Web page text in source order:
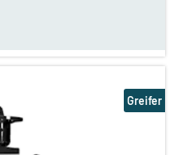
Greifer